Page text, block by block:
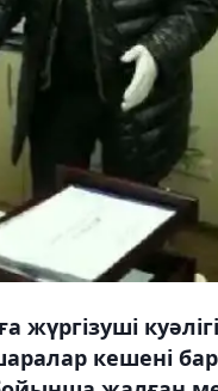
жүргізуші
кешені